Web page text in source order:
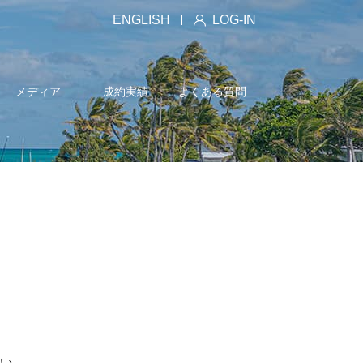
ENGLISH LOG-IN
メディア 成約実績 よくある質問